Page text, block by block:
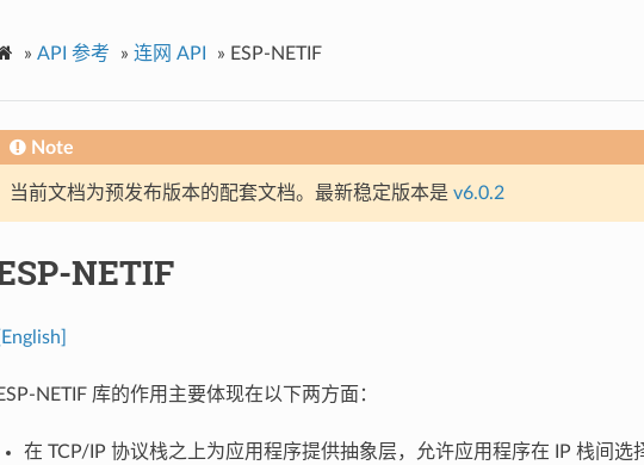
» API 参考 » 连网 API » ESP-NETIF
Note
当前文档为预发布版本的配套文档。最新稳定版本是 v6.0.2
NETIF
[English]
ESP-NETIF 库的作用主要体现在以下两方面：
在 TCP/IP 协议栈之上为应用程序提供抽象层，允许应用程序在 IP 栈间选